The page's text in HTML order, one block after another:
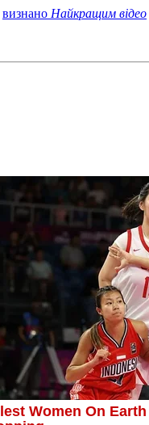
визнано Найкращим відео